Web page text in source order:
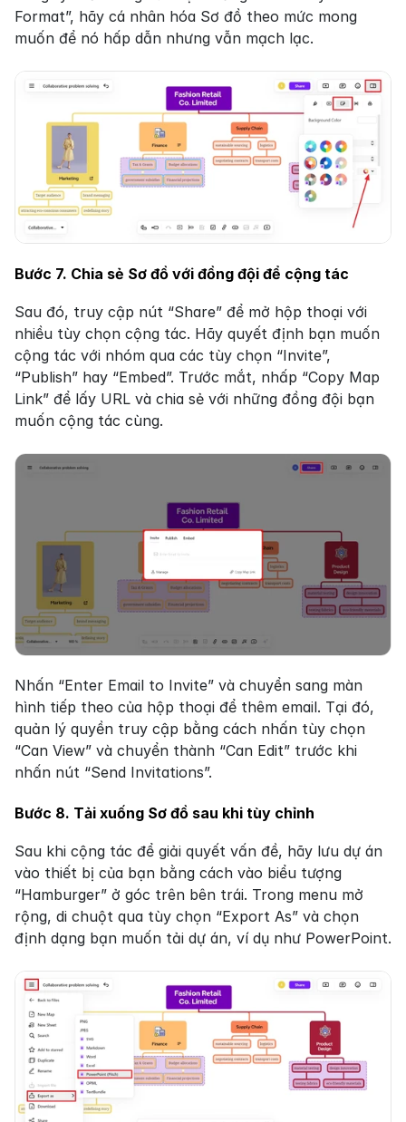
Format”, hãy cá nhân hóa Sơ đồ theo mức mong
muốn để nó hấp dẫn nhưng vẫn mạch lạc.
Bước 7. Chia sẻ Sơ đồ với đồng đội để cộng tác
Sau đó, truy cập nút “Share” để mở hộp thoại với
nhiều tùy chọn cộng tác. Hãy quyết định bạn muốn
cộng tác với nhóm qua các tùy chọn “Invite”,
“Publish” hay “Embed”. Trước mắt, nhấp “Copy Map
Link” để lấy URL và chia sẻ với những đồng đội bạn
muốn cộng tác cùng.
Nhấn “Enter Email to Invite” và chuyển sang màn
hình tiếp theo của hộp thoại để thêm email. Tại đó,
quản lý quyền truy cập bằng cách nhấn tùy chọn
“Can View” và chuyển thành “Can Edit” trước khi
nhấn nút “Send Invitations”.
Bước 8. Tải xuống Sơ đồ sau khi tùy chỉnh
Sau khi cộng tác để giải quyết vấn đề, hãy lưu dự án
vào thiết bị của bạn bằng cách vào biểu tượng
“Hamburger” ở góc trên bên trái. Trong menu mở
rộng, di chuột qua tùy chọn “Export As” và chọn
định dạng bạn muốn tải dự án, ví dụ như PowerPoint.